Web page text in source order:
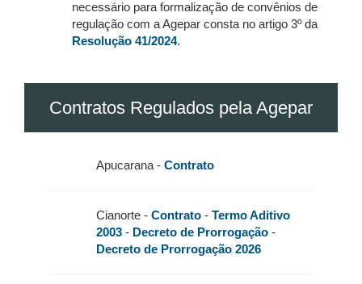
necessário para formalização de convênios de
regulação com a Agepar consta no artigo 3º da
Resolução 41/2024.
Contratos Regulados pela Agepar
Apucarana -Contrato
Cianorte -Contrato -Termo Aditivo
2003 - Decreto de Prorrogação -
Decreto de Prorrogação 2026